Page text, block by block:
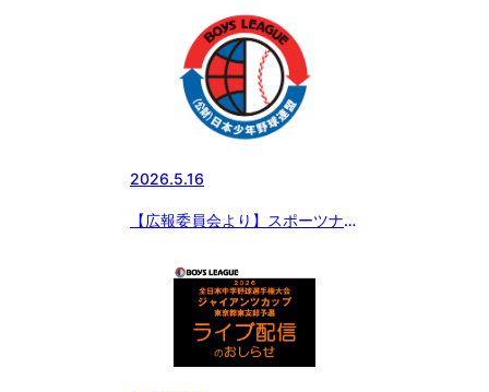
ップ 東京都東支部予選
2026.5.16
【広報委員会より】スポーツナビ
ックがイベントを開催！「野球を
もっと自由に、もっと楽しく」の
記事が配信されました。